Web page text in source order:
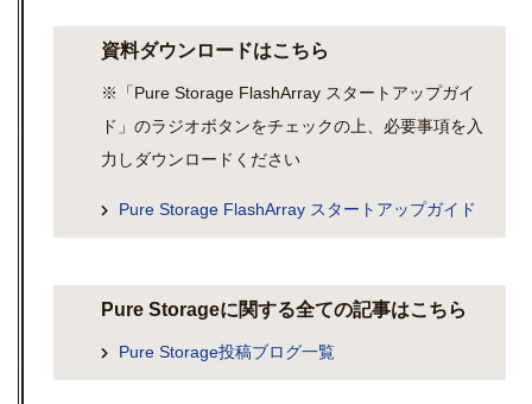
資料ダウンロードはこちら
※「Pure Storage FlashArray スタートアップガイ
ド 」のラジオボタンをチェックの上、必要事項を入
力しダウンロードください
Pure Storage FlashArray スタートアップガイド
Pure Storageに関する全ての記事はこちら
Pure Storage投稿ブログ一覧